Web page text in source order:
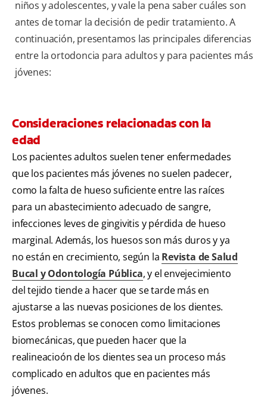
niños y adolescentes, y vale la pena saber cuáles son
antes de tomar la decisión de pedir tratamiento. A
continuación, presentamos las principales diferencias
entre la ortodoncia para adultos y para pacientes más
jóvenes:
Consideraciones relacionadas con la
edad
Los pacientes adultos suelen tener enfermedades
que los pacientes más jóvenes no suelen padecer,
como la falta de hueso suficiente entre las raíces
para un abastecimiento adecuado de sangre,
infecciones leves de gingivitis y pérdida de hueso
marginal. Además, los huesos son más duros y ya
no están en crecimiento, según la Revista de Salud
Bucal y Odontología Pública, y el envejecimiento
del tejido tiende a hacer que se tarde más en
ajustarse a las nuevas posiciones de los dientes.
Estos problemas se conocen como limitaciones
biomecánicas, que pueden hacer que la
realineacioón de los dientes sea un proceso más
complicado en adultos que en pacientes más
jóvenes.